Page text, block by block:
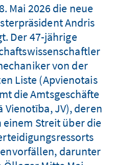
Mai 2026 die neue
Andris
Der 47-jährige
von der
Liste (Apvienotais
die Amtsgeschäfte
Vienotība, JV), deren
einem Streit über die
darunter